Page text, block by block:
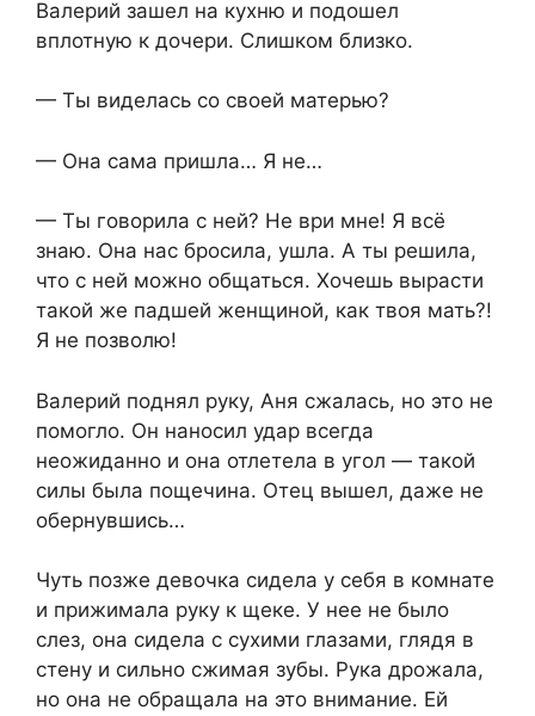
Валерий зашел на кухню и подошел
вплотную к дочери. Слишком близко.
— Ты виделась со своей матерью?
— Она сама пришла… Я не…
— Ты говорила с ней? Не ври мне! Я всё
знаю. Она нас бросила, ушла. А ты решила,
что с ней можно общаться. Хочешь вырасти
такой же падшей женщиной, как твоя мать?!
Я не позволю!
Валерий поднял руку, Аня сжалась, но это не
помогло. Он наносил удар всегда
неожиданно и она отлетела в угол — такой
силы была пощечина. Отец вышел, даже не
обернувшись…
Чуть позже девочка сидела у себя в комнате
и прижимала руку к щеке. У нее не было
слез, она сидела с сухими глазами, глядя в
стену и сильно сжимая зубы. Рука дрожала,
но она не обращала на это внимание. Ей